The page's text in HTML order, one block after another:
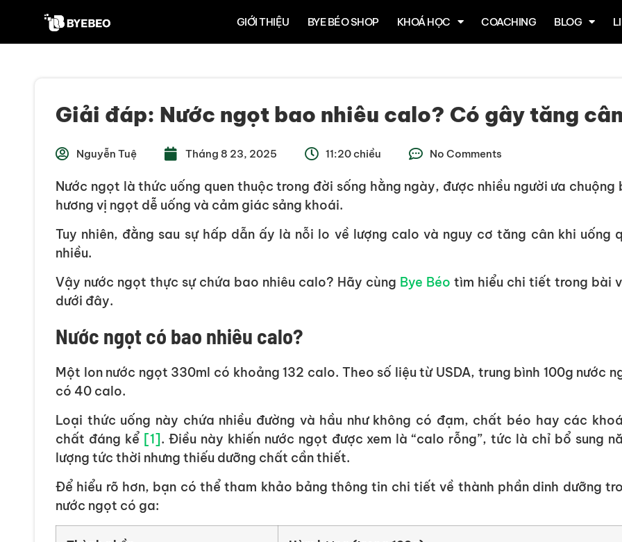
GIỚI THIỆU BYE BÉO SHOP KHOÁ HỌC COACHING BLOG
Giải đáp: Nước ngọt bao nhiêu calo? Có gây tăng
Nguyễn Tuệ Tháng 8 23, 2025 11:20 chiều No Comments
Nước ngọt là thức uống quen thuộc trong đời sống hằng ngày, được nhiều người ưa chuộng
hương vị ngọt dễ uống và cảm giác sảng khoái.
Tuy nhiên, đằng sau sự hấp dẫn ấy là nỗi lo về lượng calo và nguy cơ tăng cân khi uống
nhiều.
Vậy nước ngọt thực sự chứa bao nhiêu calo? Hãy cùng Bye Béo tìm hiểu chi tiết trong bài
dưới đây.
Nước ngọt có bao nhiêu calo?
Một lon nước ngọt 330ml có khoảng 132 calo. Theo số liệu từ USDA, trung bình 100g nước
có 40 calo.
Loại thức uống này chứa nhiều đường và hầu như không có đạm, chất béo hay các
chất đáng kể [1] . Điều này khiến nước ngọt được xem là “calo rỗng”, tức là chỉ bổ sung
lượng tức thời nhưng thiếu dưỡng chất cần thiết.
Để hiểu rõ hơn, bạn có thể tham khảo bảng thông tin chi tiết về thành phần dinh dưỡng
nước ngọt có ga: